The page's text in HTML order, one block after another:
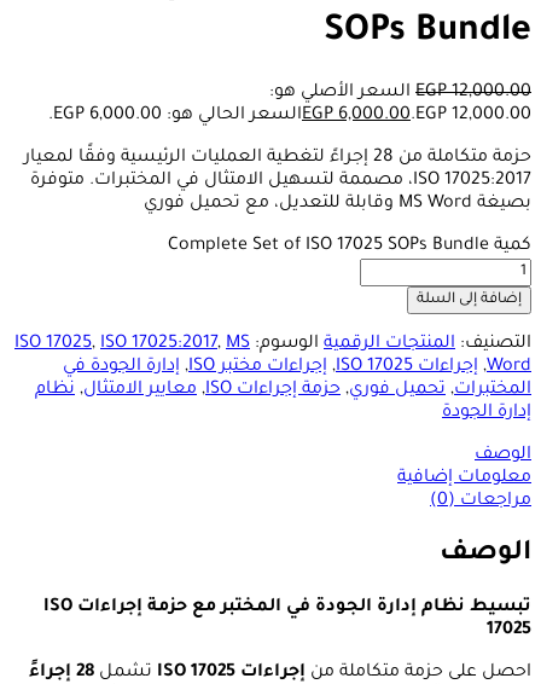
SOPs Bundle
EGP12,000.00
السعر الأصلي هو:
EGP 12,000.00.
EGP6,000.00 السعر الحالي هو: EGP 6,000.00.
حزمة متكاملة من 28 إجراءً لتغطية العمليات الرئيسية وفقًا لمعيار
ISO 17025:2017، مصممة لتسهيل الامتثال في المختبرات. متوفرة
بصيغة MS Word وقابلة للتعديل، مع تحميل فوري
كمية Complete Set of ISO 17025 SOPs Bundle
إضافة إلى السلة
التصنيف: المنتجات الرقمية الوسوم: ISO 17025, ISO 17025:2017, MS
Word
, إجراءات ISO 17025 , إجراءات مختبر ISO , إدارة الجودة في
المختبرات, تحميل فوري, حزمة إجراءات ISO , معايير الامتثال, نظام
إدارة الجودة
الوصف
معلومات إضافية
مراجعات (0)
الوصف
تبسيط نظام إدارة الجودة في المختبر مع حزمة إجراءات ISO
17025
احصل على حزمة متكاملة من إجراءات ISO 17025 تشمل
28 إجراءً